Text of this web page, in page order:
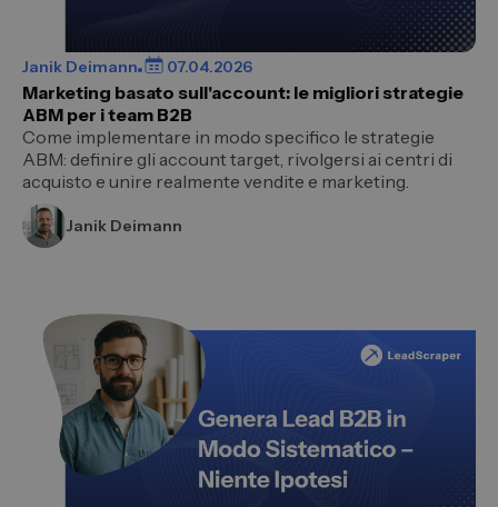
Janik Deimann 07.04.2026
Marketing basato sull'account: le migliori strategie
ABM per i team B2B
Come implementare in modo specifico le strategie
ABM: definire gli account target, rivolgersi ai centri di
acquisto e unire realmente vendite e marketing.
Janik Deimann